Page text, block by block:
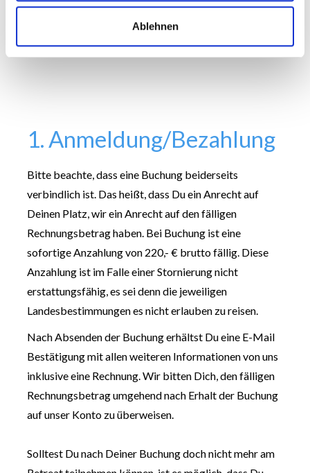
Ablehnen
1. Anmeldung/Bezahlung
Bitte beachte, dass eine Buchung beiderseits
verbindlich ist. Das heißt, dass Du ein Anrecht auf
Deinen Platz, wir ein Anrecht auf den fälligen
Rechnungsbetrag haben. Bei Buchung ist eine
sofortige Anzahlung von 220,- € brutto fällig. Diese
Anzahlung ist im Falle einer Stornierung nicht
erstattungsfähig, es sei denn die jeweiligen
Landesbestimmungen es nicht erlauben zu reisen.
Nach Absenden der Buchung erhältst Du eine E-Mail
Bestätigung mit allen weiteren Informationen von uns
inklusive eine Rechnung. Wir bitten Dich, den fälligen
Rechnungsbetrag umgehend nach Erhalt der Buchung
auf unser Konto zu überweisen.
Solltest Du nach Deiner Buchung doch nicht mehr am